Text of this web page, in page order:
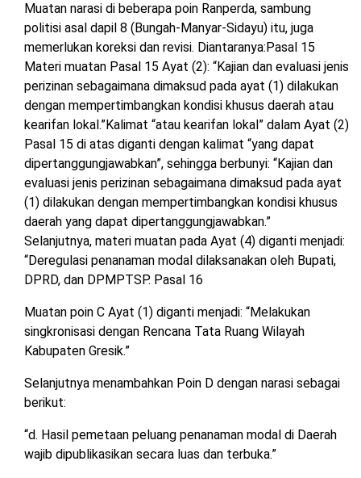
Muatan narasi di beberapa poin Ranperda, sambung
politisi asal dapil 8 (Bungah-Manyar-Sidayu) itu, juga
memerlukan koreksi dan revisi. Diantaranya:Pasal 15
Materi muatan Pasal 15 Ayat (2): “Kajian dan evaluasi jenis
perizinan sebagaimana dimaksud pada ayat (1) dilakukan
dengan mempertimbangkan kondisi khusus daerah atau
kearifan lokal.”Kalimat “atau kearifan lokal” dalam Ayat (2)
Pasal 15 di atas diganti dengan kalimat “yang dapat
dipertanggungjawabkan”, sehingga berbunyi: “Kajian dan
evaluasi jenis perizinan sebagaimana dimaksud pada ayat
(1) dilakukan dengan mempertimbangkan kondisi khusus
daerah yang dapat dipertanggungjawabkan.”
Selanjutnya, materi muatan pada Ayat (4) diganti menjadi:
“Deregulasi penanaman modal dilaksanakan oleh Bupati,
DPRD, dan DPMPTSP. Pasal 16
Muatan poin C Ayat (1) diganti menjadi: “Melakukan
singkronisasi dengan Rencana Tata Ruang Wilayah
Kabupaten Gresik.”
Selanjutnya menambahkan Poin D dengan narasi sebagai
berikut:
“d. Hasil pemetaan peluang penanaman modal di Daerah
wajib dipublikasikan secara luas dan terbuka.”